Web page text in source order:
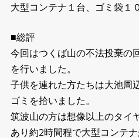
大型コンテナ１台、ゴミ袋１
■総評
今回はつくば山の不法投棄の
を行いました。
子供を連れた方たちは大池周
ゴミを拾いました。
筑波山の方は想像以上のタイ
あり約2時間程で大型コンテ